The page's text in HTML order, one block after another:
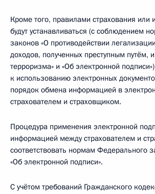
Кроме того, правилами страхования
будут устанавливаться (с соблюдением
законов «О противодействии
доходов, полученных преступным путём,
терроризма» и «Об электронной
к использованию электронных
порядок обмена информацией в
страхователем и страховщиком.
Процедура применения электронной
информацией между страхователем и
соответствовать нормам Федерального
«Об электронной подписи».
С учётом требований Гражданского